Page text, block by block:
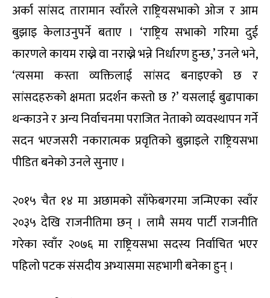
अर्का सांसद तारामान स्वाँरले राष्ट्रियसभाको ओज र आम
बुझाइ केलाउनुपर्ने बताए । ‘राष्ट्रिय सभाको गरिमा दुई
कारणले कायम राख्ने वा नराख्ने भन्ने निर्धारण हुन्छ,’ उनले भने,
‘त्यसमा कस्ता व्यक्तिलाई सांसद बनाइएको छ र
सांसदहरुको क्षमता प्रदर्शन कस्तो छ ?’ यसलाई बुढापाका
थन्काउने र अन्य निर्वाचनमा पराजित नेताको व्यवस्थापन गर्ने
सदन भएजसरी नकारात्मक प्रवृतिको बुझाइले राष्ट्रियसभा
पीडित बनेको उनले सुनाए ।
२०१५ चैत १४ मा अछामको साँफेबगरमा जन्मिएका स्वाँर
२०३५ देखि राजनीतिमा छन् । लामै समय पार्टी राजनीति
गरेका स्वाँर २०७६ मा राष्ट्रियसभा सदस्य निर्वाचित भएर
पहिलो पटक संसदीय अभ्यासमा सहभागी बनेका हुन् ।